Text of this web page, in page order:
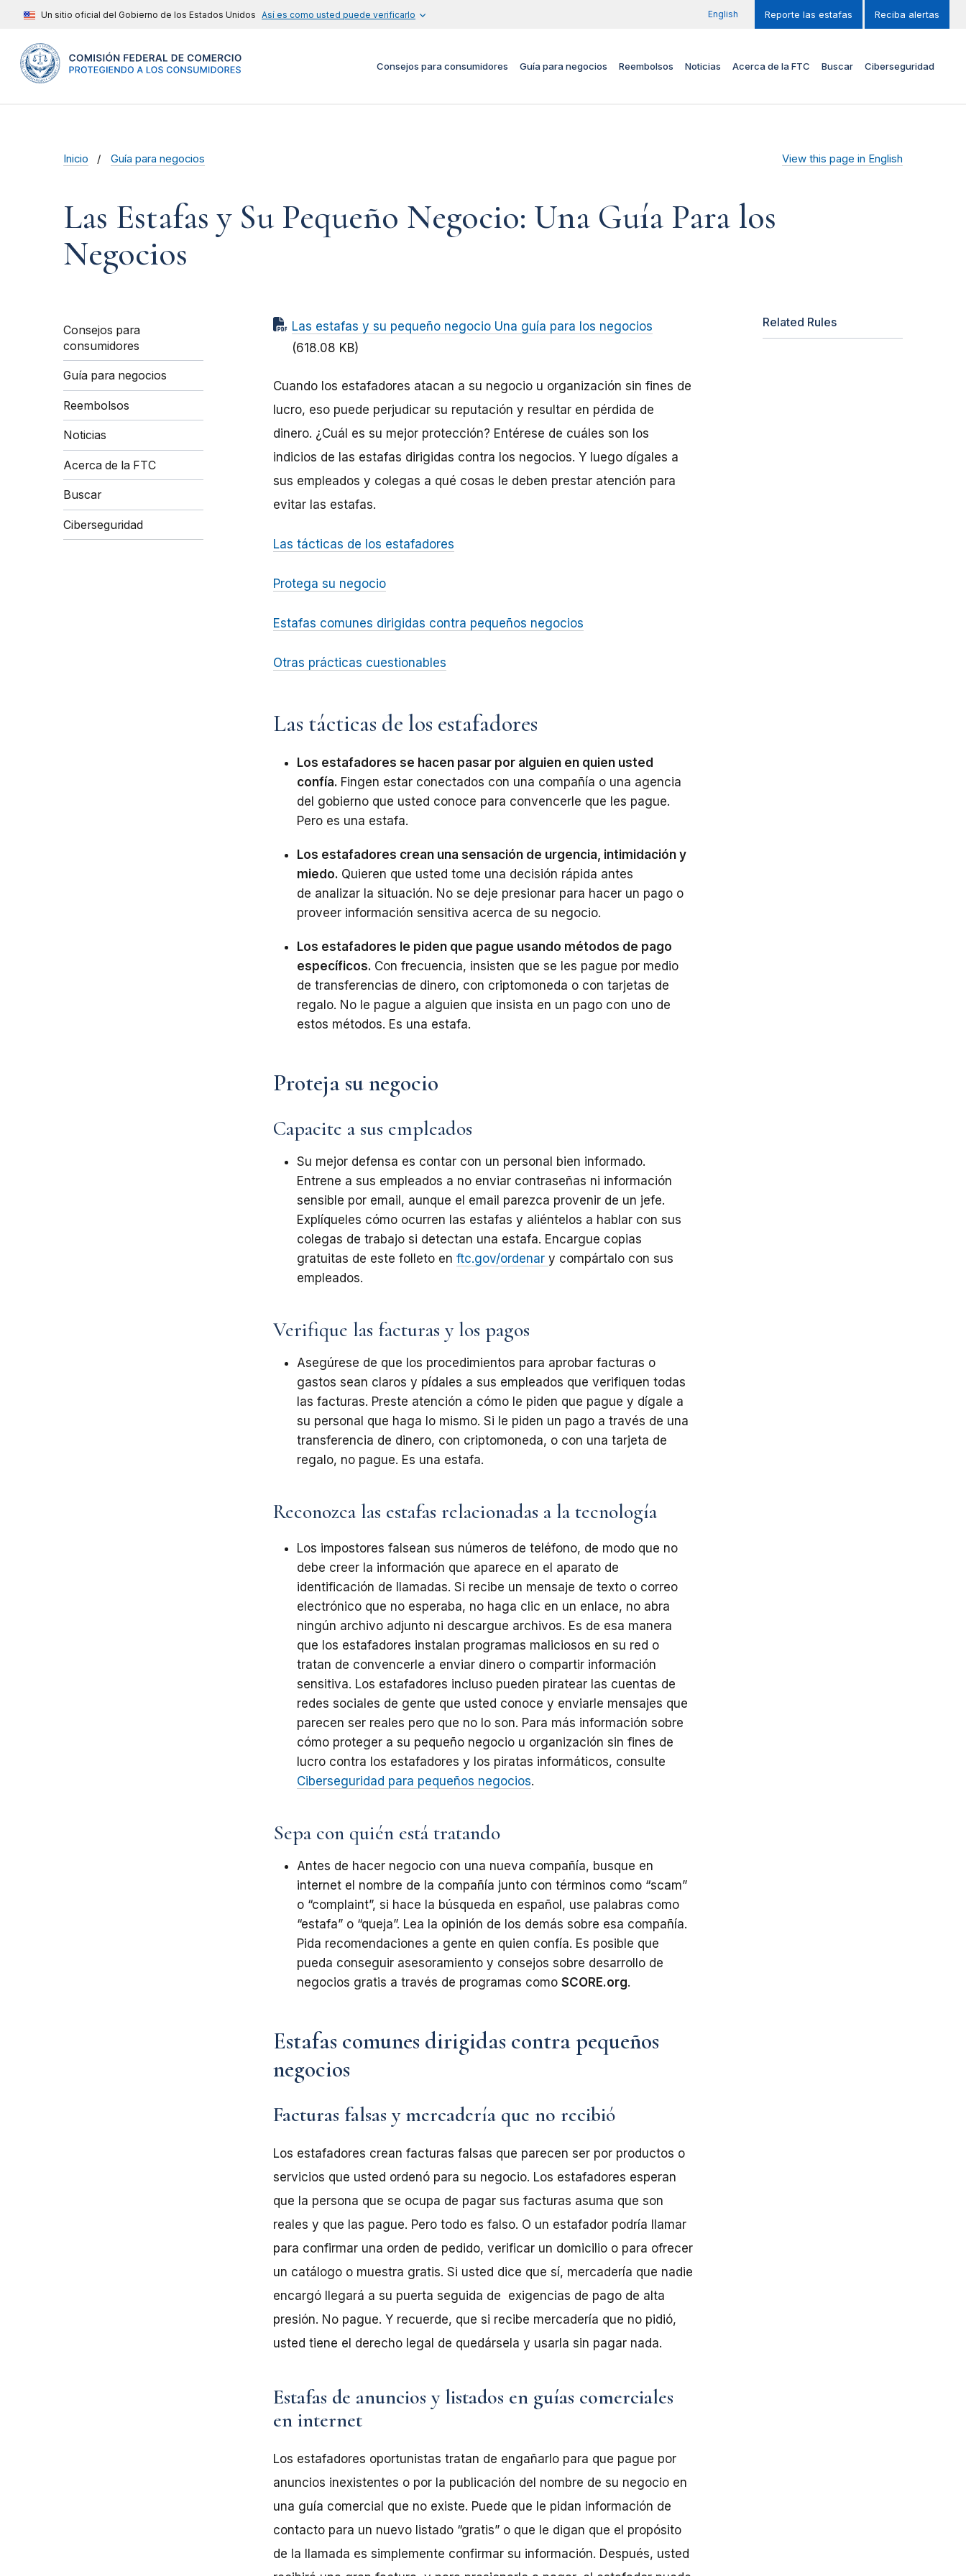
Un sitio oficial del Gobierno de los Estados Unidos Así es como usted puede verificarlo English Reporte las estafas Reciba alertas
Consejos para consumidores Guía para negocios Reembolsos Noticias Acerca de la FTC Buscar Ciberseguridad
Inicio Guía para negocios View this page in English
Las Estafas y Su Pequeño Negocio: Una Guía Para los
Negocios
Consejos para
consumidores
Guía para negocios
Reembolsos
Noticias
Acerca de la FTC
Buscar
Ciberseguridad
Las estafas y su pequeño negocio Una guía para los negocios
(618.08 KB)
Cuando los estafadores atacan a su negocio u organización sin fines de
lucro, eso puede perjudicar su reputación y resultar en pérdida de
dinero. ¿Cuál es su mejor protección? Entérese de cuáles son los
indicios de las estafas dirigidas contra los negocios. Y luego dígales a
sus empleados y colegas a qué cosas le deben prestar atención para
evitar las estafas.
Las tácticas de los estafadores
Protega su negocio
Estafas comunes dirigidas contra pequeños negocios
Otras prácticas cuestionables
Las tácticas de los estafadores
Los estafadores se hacen pasar por alguien en quien usted
confía. Fingen estar conectados con una compañía o una agencia
del gobierno que usted conoce para convencerle que les pague.
Pero es una estafa.
Los estafadores crean una sensación de urgencia, intimidación y
miedo. Quieren que usted tome una decisión rápida antes
de analizar la situación. No se deje presionar para hacer un pago o
proveer información sensitiva acerca de su negocio.
Los estafadores le piden que pague usando métodos de pago
específicos. Con frecuencia, insisten que se les pague por medio
de transferencias de dinero, con criptomoneda o con tarjetas de
regalo. No le pague a alguien que insista en un pago con uno de
estos métodos. Es una estafa.
Proteja su negocio
Capacite a sus empleados
Su mejor defensa es contar con un personal bien informado.
Entrene a sus empleados a no enviar contraseñas ni información
sensible por email, aunque el email parezca provenir de un jefe.
Explíqueles cómo ocurren las estafas y aliéntelos a hablar con sus
colegas de trabajo si detectan una estafa. Encargue copias
gratuitas de este folleto en ftc.gov/ordenar y compártalo con sus
empleados.
Verifique las facturas y los pagos
Asegúrese de que los procedimientos para aprobar facturas o
gastos sean claros y pídales a sus empleados que verifiquen todas
las facturas. Preste atención a cómo le piden que pague y dígale a
su personal que haga lo mismo. Si le piden un pago a través de una
transferencia de dinero, con criptomoneda, o con una tarjeta de
regalo, no pague. Es una estafa.
Reconozca las estafas relacionadas a la tecnología
Los impostores falsean sus números de teléfono, de modo que no
debe creer la información que aparece en el aparato de
identificación de llamadas. Si recibe un mensaje de texto o correo
electrónico que no esperaba, no haga clic en un enlace, no abra
ningún archivo adjunto ni descargue archivos. Es de esa manera
que los estafadores instalan programas maliciosos en su red o
tratan de convencerle a enviar dinero o compartir información
sensitiva. Los estafadores incluso pueden piratear las cuentas de
redes sociales de gente que usted conoce y enviarle mensajes que
parecen ser reales pero que no lo son. Para más información sobre
cómo proteger a su pequeño negocio u organización sin fines de
lucro contra los estafadores y los piratas informáticos, consulte
Ciberseguridad para pequeños negocios.
Sepa con quién está tratando
Antes de hacer negocio con una nueva compañía, busque en
internet el nombre de la compañía junto con términos como “scam”
o “complaint”, si hace la búsqueda en español, use palabras como
“estafa” o “queja”. Lea la opinión de los demás sobre esa compañía.
Pida recomendaciones a gente en quien confía. Es posible que
pueda conseguir asesoramiento y consejos sobre desarrollo de
negocios gratis a través de programas como SCORE.org.
Estafas comunes dirigidas contra pequeños
negocios
Facturas falsas y mercadería que no recibió
Los estafadores crean facturas falsas que parecen ser por productos o
servicios que usted ordenó para su negocio. Los estafadores esperan
que la persona que se ocupa de pagar sus facturas asuma que son
reales y que las pague. Pero todo es falso. O un estafador podría llamar
para confirmar una orden de pedido, verificar un domicilio o para ofrecer
un catálogo o muestra gratis. Si usted dice que sí, mercadería que nadie
encargó llegará a su puerta seguida de exigencias de pago de alta
presión. Nopague. Y recuerde, que si recibe mercadería que no pidió,
usted tiene el derecho legal de quedársela y usarla sin pagar nada.
Estafas de anuncios y listados en guías comerciales
en internet
Los estafadores oportunistas tratan de engañarlo para que pague por
anuncios inexistentes o por la publicación del nombre de su negocio en
una guía comercial que no existe. Puede que le pidan información de
contacto para un nuevo listado “gratis” o que le digan que el propósito
de la llamada es simplemente confirmar su información. Después, usted
Related Rules